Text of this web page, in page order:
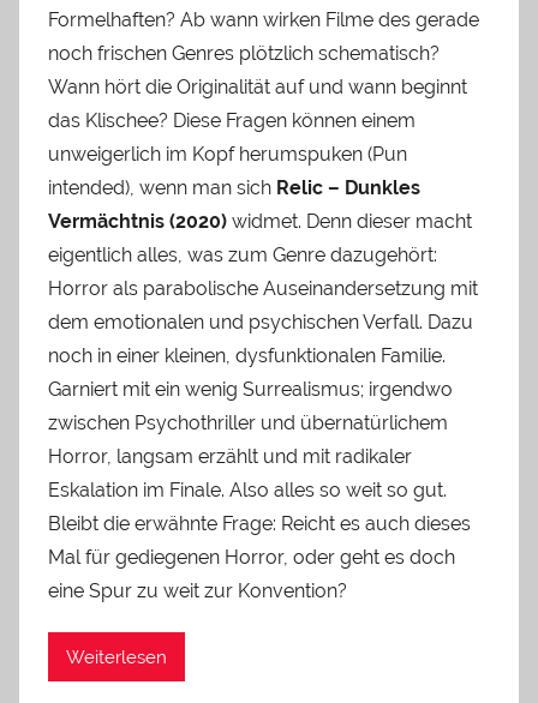
Formelhaften? Ab wann wirken Filme des gerade
noch frischen Genres plötzlich schematisch?
Wann hört die Originalität auf und wann beginnt
das Klischee? Diese Fragen können einem
unweigerlich im Kopf herumspuken (Pun
intended), wenn man sich Relic – Dunkles
Vermächtnis (2020) widmet. Denn dieser macht
eigentlich alles, was zum Genre dazugehört:
Horror als parabolische Auseinandersetzung mit
dem emotionalen und psychischen Verfall. Dazu
noch in einer kleinen, dysfunktionalen Familie.
Garniert mit ein wenig Surrealismus; irgendwo
zwischen Psychothriller und übernatürlichem
Horror, langsam erzählt und mit radikaler
Eskalation im Finale. Also alles so weit so gut.
Bleibt die erwähnte Frage: Reicht es auch dieses
Mal für gediegenen Horror, oder geht es doch
eine Spur zu weit zur Konvention?
Weiterlesen